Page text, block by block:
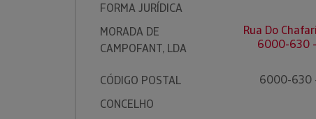
FORMA JURÍDICA
MORADA DE
CAMPOFANT, LDA
Rua Do
6000-630 -
CÓDIGO POSTAL
6000-630 -
CONCELHO